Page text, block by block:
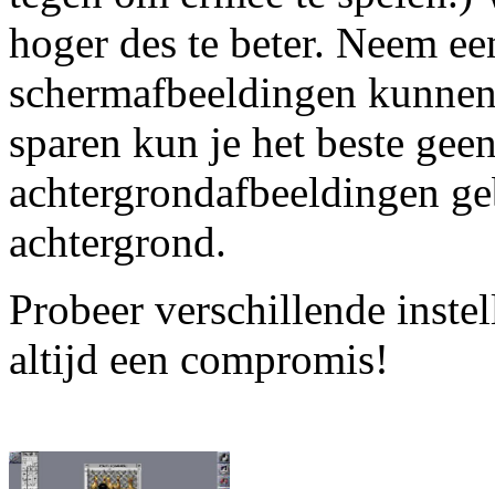
hoger des te beter. Neem
schermafbeeldingen
sparen kun je het beste
achtergrondafbeeldingen
achtergrond.
Probeer verschillende
altijd een compromis!